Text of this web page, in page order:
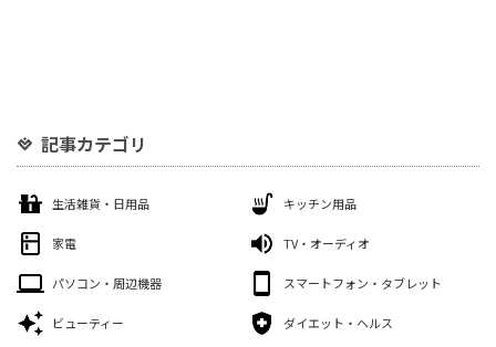
記事カテゴリ
生活雑貨・日用品 キッチン用品
家電 TV・オーディオ
パソコン・周辺機器 スマートフォン・タブレット
ビューティー ダイエット・ヘルス